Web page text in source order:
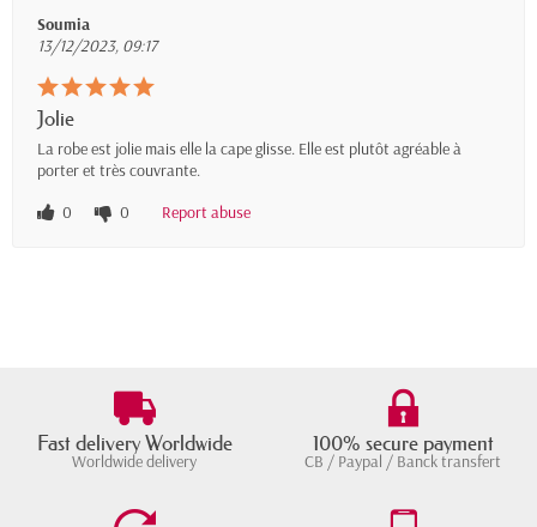
Soumia
13/12/2023, 09:17
Jolie
La robe est jolie mais elle la cape glisse. Elle est plutôt agréable à
porter et très couvrante.
0
0 Report abuse
Fast delivery Worldwide
Worldwide delivery
100% secure payment
CB / Paypal / Banck transfert